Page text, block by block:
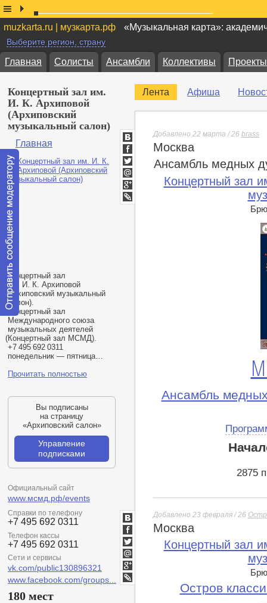
muzkarta.ru | музкарта.рф «Музыкальная карта»:
Выберите регион, страну
Главная Солисты Ансамбли Коллективы Проекты
Концертный зал им.
И. К. Архиповой
(Архиповский
музыкальный салон)
Главная
Концертный зал
им.
И. К. Архиповой
(Архиповский музыкальный
салон).
Концертный зал
Международного союза
музыкальных деятелей
(Концертный зал МСМД).
+7 495 692 0311
понедельник — пятница…
Прочитать полностью
Вы подписаны
на страницу
«Архиповский салон»
Управление
подписками
Официальный сайт
www.мсмд.рф/events
Справки по телефону
+7 495 692 0311
Телефон кассы
+7 495 692 0311
Сети и сервисы
vk.com/public130896321
www.facebook.com/groups...
180 мест
Лента Афиша
Добавлено 22 марта / 26 brass
Москва
Ансамбль медных
Концертный зал
Ансамбль
ВКонтакте
Facebook
Twitter
Мой
Мир
Google+
lj
2875
Добавлено 23 февраля / 26
Москва
Концертный зал
Остров
ВКонтакте
Facebook
Twitter
Мой
Мир
Google+
lj
Отправить
сообщение
модератору